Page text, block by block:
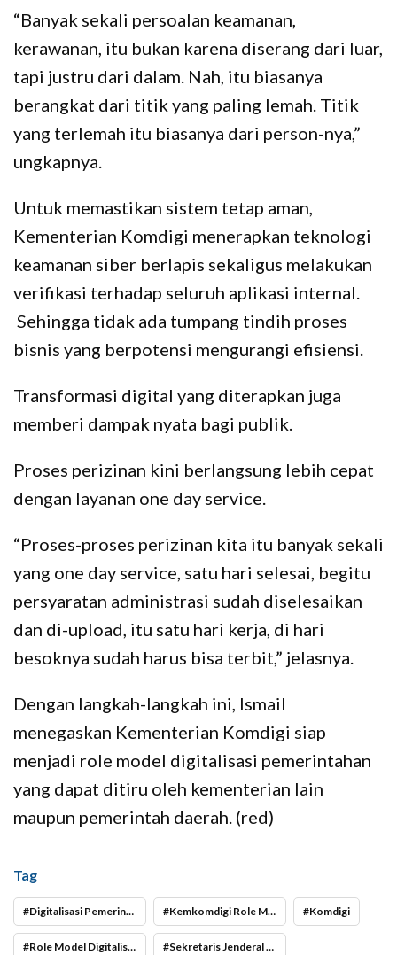
“Banyak sekali persoalan keamanan,
kerawanan, itu bukan karena diserang dari luar,
tapi justru dari dalam. Nah, itu biasanya
berangkat dari titik yang paling lemah. Titik
yang terlemah itu biasanya dari person-nya,”
ungkapnya.
Untuk memastikan sistem tetap aman,
Kementerian Komdigi menerapkan teknologi
keamanan siber berlapis sekaligus melakukan
verifikasi terhadap seluruh aplikasi internal.
Sehingga tidak ada tumpang tindih proses
bisnis yang berpotensi mengurangi efisiensi.
Transformasi digital yang diterapkan juga
memberi dampak nyata bagi publik.
Proses perizinan kini berlangsung lebih cepat
dengan layanan one day service.
“Proses-proses perizinan kita itu banyak sekali
yang one day service, satu hari selesai, begitu
persyaratan administrasi sudah diselesaikan
dan di-upload, itu satu hari kerja, di hari
besoknya sudah harus bisa terbit,” jelasnya.
Dengan langkah-langkah ini, Ismail
menegaskan Kementerian Komdigi siap
menjadi role model digitalisasi pemerintahan
yang dapat ditiru oleh kementerian lain
maupun pemerintah daerah. (red)
Tag
Digitalisasi Pemerintahan Kemkomdigi Role Model Digitalisasi Pemerintahan Komdigi
Role Model Digitalisasi Pemerintahan Sekretaris Jenderal Kementerian Komdigi Ismail